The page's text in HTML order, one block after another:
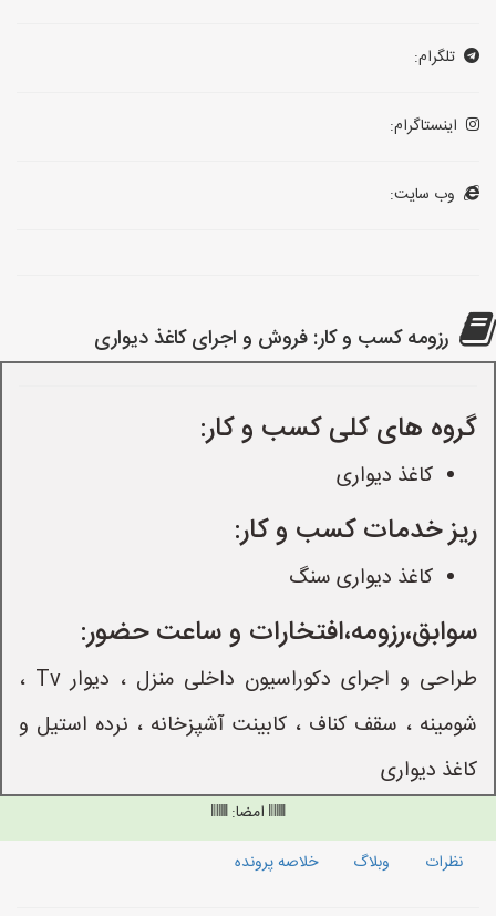
تلگرام:
اینستاگرام:
وب سایت:
رزومه کسب و کار: فروش و اجرای کاغذ دیواری
گروه های کلی کسب و کار:
کاغذ دیواری
ریز خدمات کسب و کار:
کاغذ دیواری سنگ
سوابق،رزومه،افتخارات و ساعت حضور:
طراحی و اجرای دکوراسیون داخلی منزل ، دیوار Tv ،
شومینه ، سقف کناف ، کابینت آشپزخانه ، نرده استیل و
کاغذ دیواری
امضا:
نظرات
وبلاگ خلاصه پرونده